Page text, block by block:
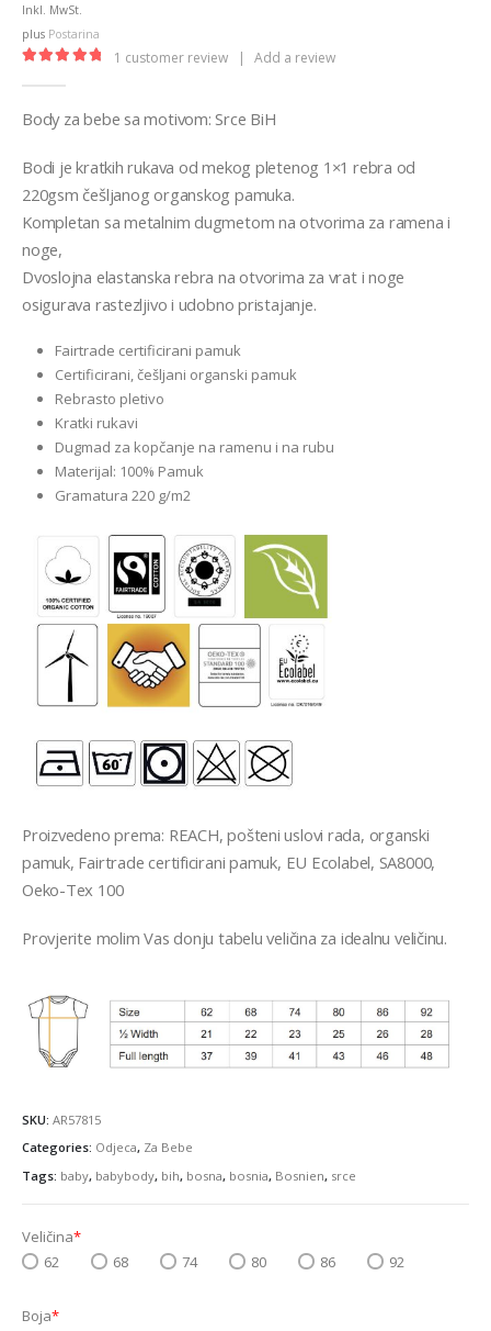
Inkl. MwSt.
plus Postarina
1 customer review | Add a review
Body za bebe sa motivom: Srce BiH
Bodi je kratkih rukava od mekog pletenog 1×1 rebra od
220gsm češljanog organskog pamuka.
Kompletan sa metalnim dugmetom na otvorima za ramena i
noge,
Dvoslojna elastanska rebra na otvorima za vrat i noge
osigurava rastezljivo i udobno pristajanje.
Fairtrade certificirani pamuk
Certificirani, češljani organski pamuk
Rebrasto pletivo
Kratki rukavi
Dugmad za kopčanje na ramenu i na rubu
Materijal: 100% Pamuk
Gramatura 220 g/m2
Proizvedeno prema: REACH, pošteni uslovi rada, organski
pamuk, Fairtrade certificirani pamuk, EU Ecolabel, SA8000,
Oeko-Tex 100
Provjerite molim Vas donju tabelu veličina za idealnu veličinu.
SKU: AR57815
Categories: Odjeca, Za Bebe
Tags: baby, babybody, bih, bosna, bosnia, Bosnien, srce
Veličina*
62
68 74 80 86 92
Boja*